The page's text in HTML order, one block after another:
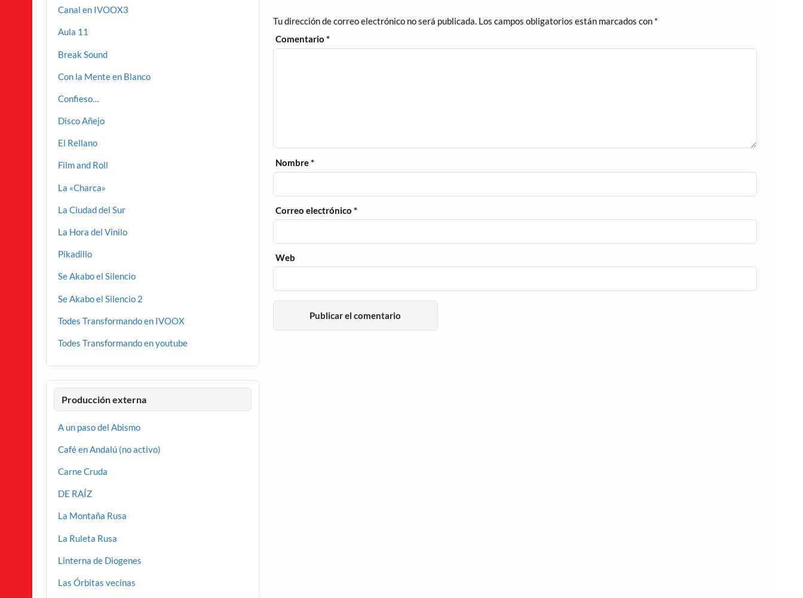
Tu dirección de correo electrónico no será publicada. Los campos obligatorios están marcados con *
Comentario*
Nombre*
Correo electrónico*
Web
Canal en IVOOX3
Aula 11
Break Sound
Con la Mente en Blanco
Confieso…
Disco Añejo
El Rellano
Film and Roll
La «Charca»
La Ciudad del Sur
La Hora del Vinilo
Pikadillo
Se Akabo el Silencio
Se Akabo el Silencio 2
Todes Transformando en IVOOX
Todes Transformando en youtube
Producción externa
A un paso del Abismo
Café en Andalú (no activo)
Carne Cruda
DE RAÍZ
La Montaña Rusa
La Ruleta Rusa
Linterna de Diogenes
Las Órbitas vecinas